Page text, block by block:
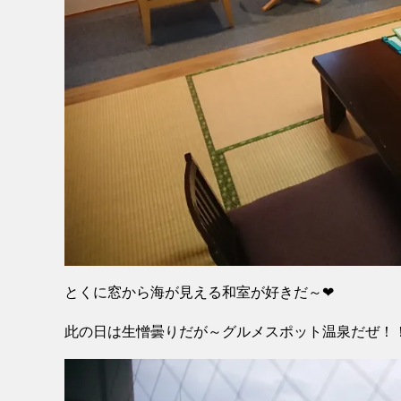
とくに窓から海が見える和室が好きだ～❤
此の日は生憎曇りだが～グルメスポット温泉だぜ！